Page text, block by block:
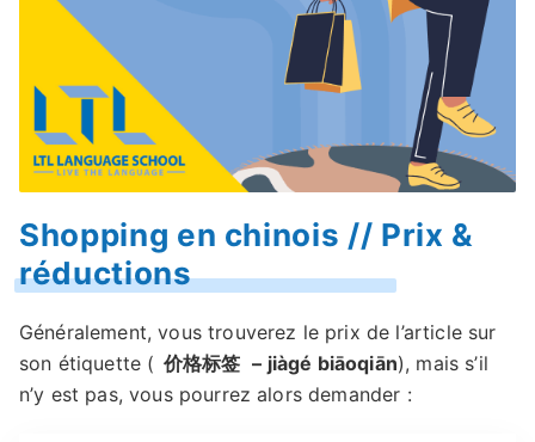
Shopping en chinois // Prix &
réductions
Généralement, vous trouverez le prix de l’article sur
son étiquette ( 价格标签 – jiàgé biāoqiān), mais s’il
n’y est pas, vous pourrez alors demander :